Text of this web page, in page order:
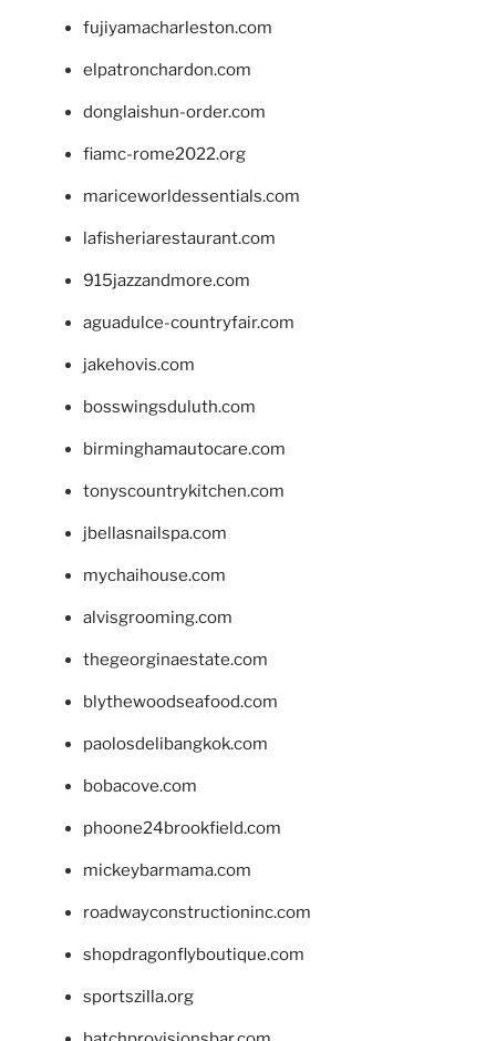
fujiyamacharleston.com
elpatronchardon.com
donglaishun-order.com
fiamc-rome2022.org
mariceworldessentials.com
lafisheriarestaurant.com
915jazzandmore.com
aguadulce-countryfair.com
jakehovis.com
bosswingsduluth.com
birminghamautocare.com
tonyscountrykitchen.com
jbellasnailspa.com
mychaihouse.com
alvisgrooming.com
thegeorginaestate.com
blythewoodseafood.com
paolosdelibangkok.com
bobacove.com
phoone24brookfield.com
mickeybarmama.com
roadwayconstructioninc.com
shopdragonflyboutique.com
sportszilla.org